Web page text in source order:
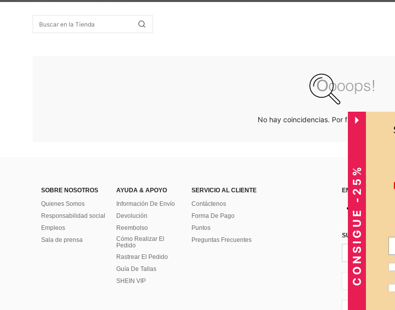
No hay coincidencias. Por favor inténtalo
SOBRE NOSOTROS
Quienes Somos
Responsabilidad social
Empleos
Sala de prensa
AYUDA & APOYO
Información De Envío
Devolución
Reembolso
Cómo Realizar El
Pedido
Rastrear El Pedido
Guía De Tallas
SHEIN VIP
SERVICIO AL CLIENTE
Contáctenos
Forma De Pago
Puntos
Preguntas Frecuentes
ENCUÉNTRANOS
SUSCRÍBETE
CO + 57
CONSIGUE -25%